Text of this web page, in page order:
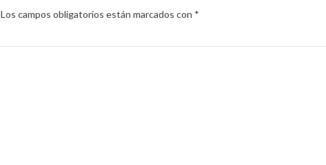
Los campos obligatorios están marcados con *